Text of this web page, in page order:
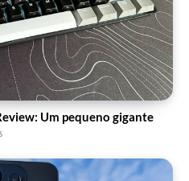
Um pequeno gigante